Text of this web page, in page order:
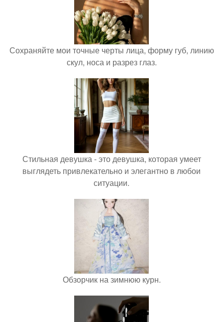
Сохраняйте мои точные черты лица, форму губ, линию
скул, носа и разрез глаз.
Стильная девушка - это девушка, которая умеет
выглядеть привлекательно и элегантно в любои
ситуации.
Обзорчик на зимнюю курн.